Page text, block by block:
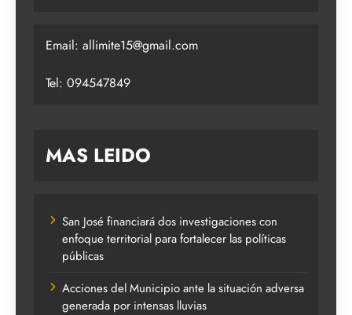
Email: allimite15@gmail.com
Tel: 094547849
MAS LEIDO
San José financiará dos investigaciones con
enfoque territorial para fortalecer las políticas
públicas
Acciones del Municipio ante la situación adversa
generada por intensas lluvias